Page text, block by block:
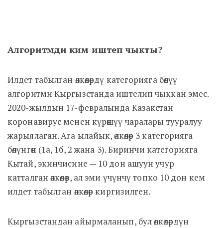
Алгоритмди ким иштеп чыкты?
Илдет табылган өлкөлөрдү категорияга бөлүү
алгоритми Кыргызстанда иштелип чыккан эмес.
2020-жылдын 17-февралында Казакстан
коронавирус менен күрөшүү чаралары тууралуу
жарыялаган. Ага ылайык, өлкөлөр 3 категорияга
бөлүнгөн (1а, 1б, 2 жана 3). Биринчи категорияга
Кытай, экинчисине — 10 дон ашуун учур
катталган өлкөлөр, ал эми үчүнчү топко 10 дон кем
илдет табылган өлкөлөр киргизилген.
Кыргызстандан айырмаланып, бул өлкөлөрдүн